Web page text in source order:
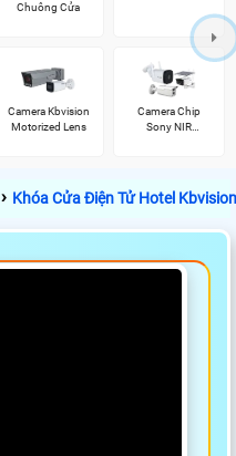
Chuông Cửa
Camera Kbvision
Motorized Lens
Camera Chip
Sony NIR
› Khóa Cửa Điện Tử Hotel